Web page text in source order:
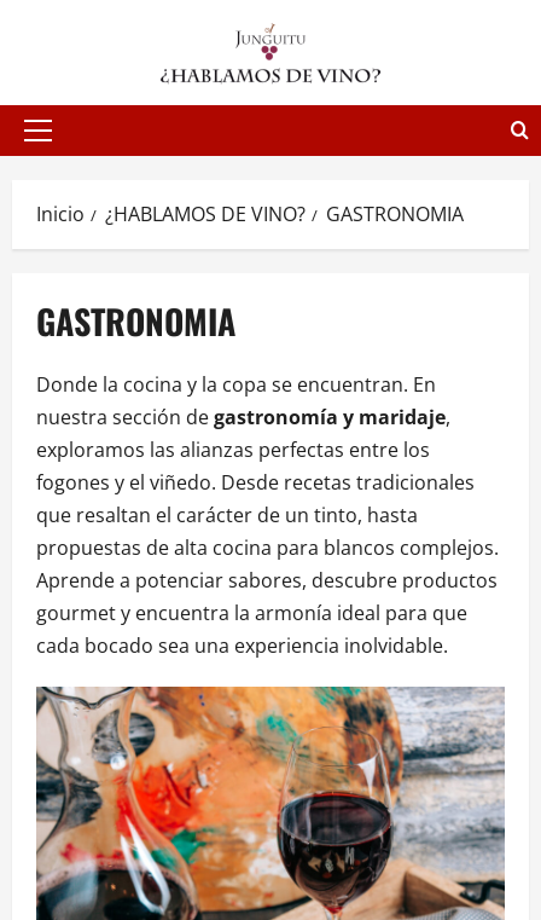
Menú
Inicio ¿HABLAMOS DE VINO? GASTRONOMIA
GASTRONOMIA
Donde la cocina y la copa se encuentran. En
nuestra sección degastronomía y maridaje,
exploramos las alianzas perfectas entre los
fogones y el viñedo. Desde recetas tradicionales
que resaltan el carácter de un tinto, hasta
propuestas de alta cocina para blancos complejos.
Aprende a potenciar sabores, descubre productos
gourmet y encuentra la armonía ideal para que
cada bocado sea una experiencia inolvidable.